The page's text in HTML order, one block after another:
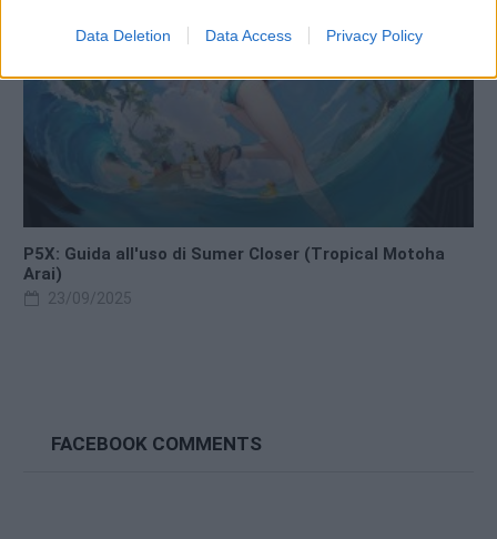
Data Deletion Data Access Privacy Policy
P5X: Guida all'uso di Sumer Closer (Tropical Motoha
Arai)
23/09/2025
FACEBOOK COMMENTS